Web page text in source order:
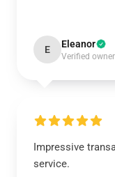
E Eleanor
Verified owner
Impressive
service.